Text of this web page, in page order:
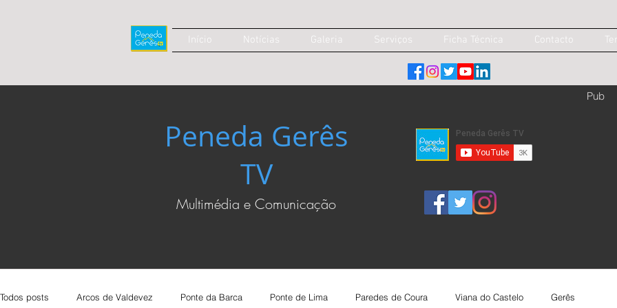
Início Notícias Galeria Serviços Ficha Técnica Contacto
Peneda Gerês
TV
Multimédia e Comunicação
Pub
Todos posts Arcos de Valdevez Ponte da Barca Ponte de Lima Paredes de Coura Viana do Castelo Gerês